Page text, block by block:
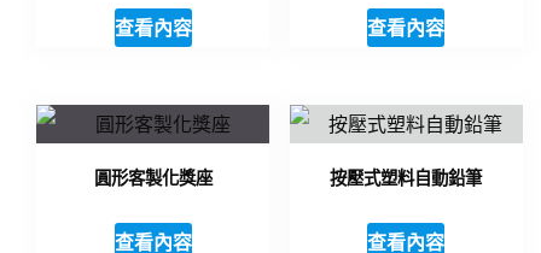
查看內容 查看內容
圓形客製化獎座
查看內容
按壓式塑料自動鉛筆
查看內容